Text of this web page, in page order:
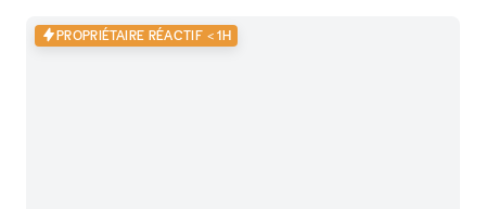
PROPRIÉTAIRE RÉACTIF < 1H